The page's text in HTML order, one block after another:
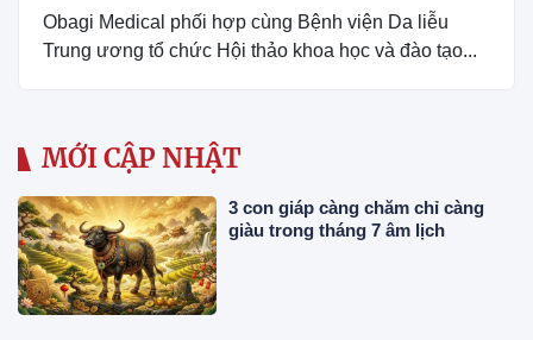
Obagi Medical phối hợp cùng Bệnh viện Da liễu
Trung ương tổ chức Hội thảo khoa học và đào tạo...
MỚI CẬP NHẬT
3 con giáp càng chăm chỉ càng
giàu trong tháng 7 âm lịch